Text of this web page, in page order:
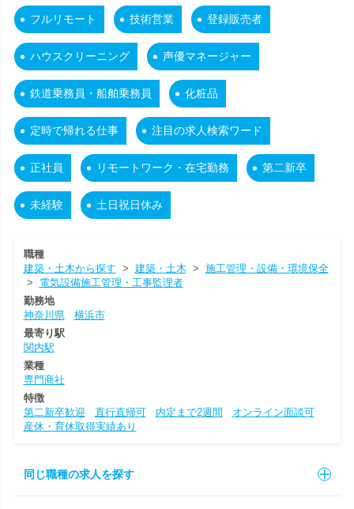
フルリモート 技術営業 登録販売者
ハウスクリーニング 声優マネージャー
鉄道乗務員・船舶乗務員 化粧品
定時で帰れる仕事 注目の求人検索ワード
正社員 リモートワーク・在宅勤務 第二新卒
未経験 土日祝日休み
職種
建築・土木から探す > 建築・土木 > 施工管理・設備・環境保全
> 電気設備施工管理・工事監理者
勤務地
神奈川県
横浜市
最寄り駅
関内駅
業種
専門商社
特徴
第二新卒歓迎
直行直帰可 内定まで2週間
オンライン面談可
産休・育休取得実績あり
同じ職種の求人を探す